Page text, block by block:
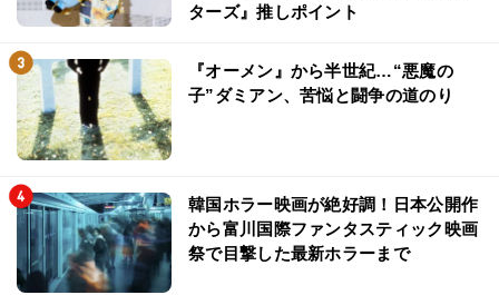
ターズ』推しポイント
『オーメン』から半世紀…“悪魔の
子”ダミアン、苦悩と闘争の道のり
韓国ホラー映画が絶好調！日本公開作
から富川国際ファンタスティック映画
祭で目撃した最新ホラーまで